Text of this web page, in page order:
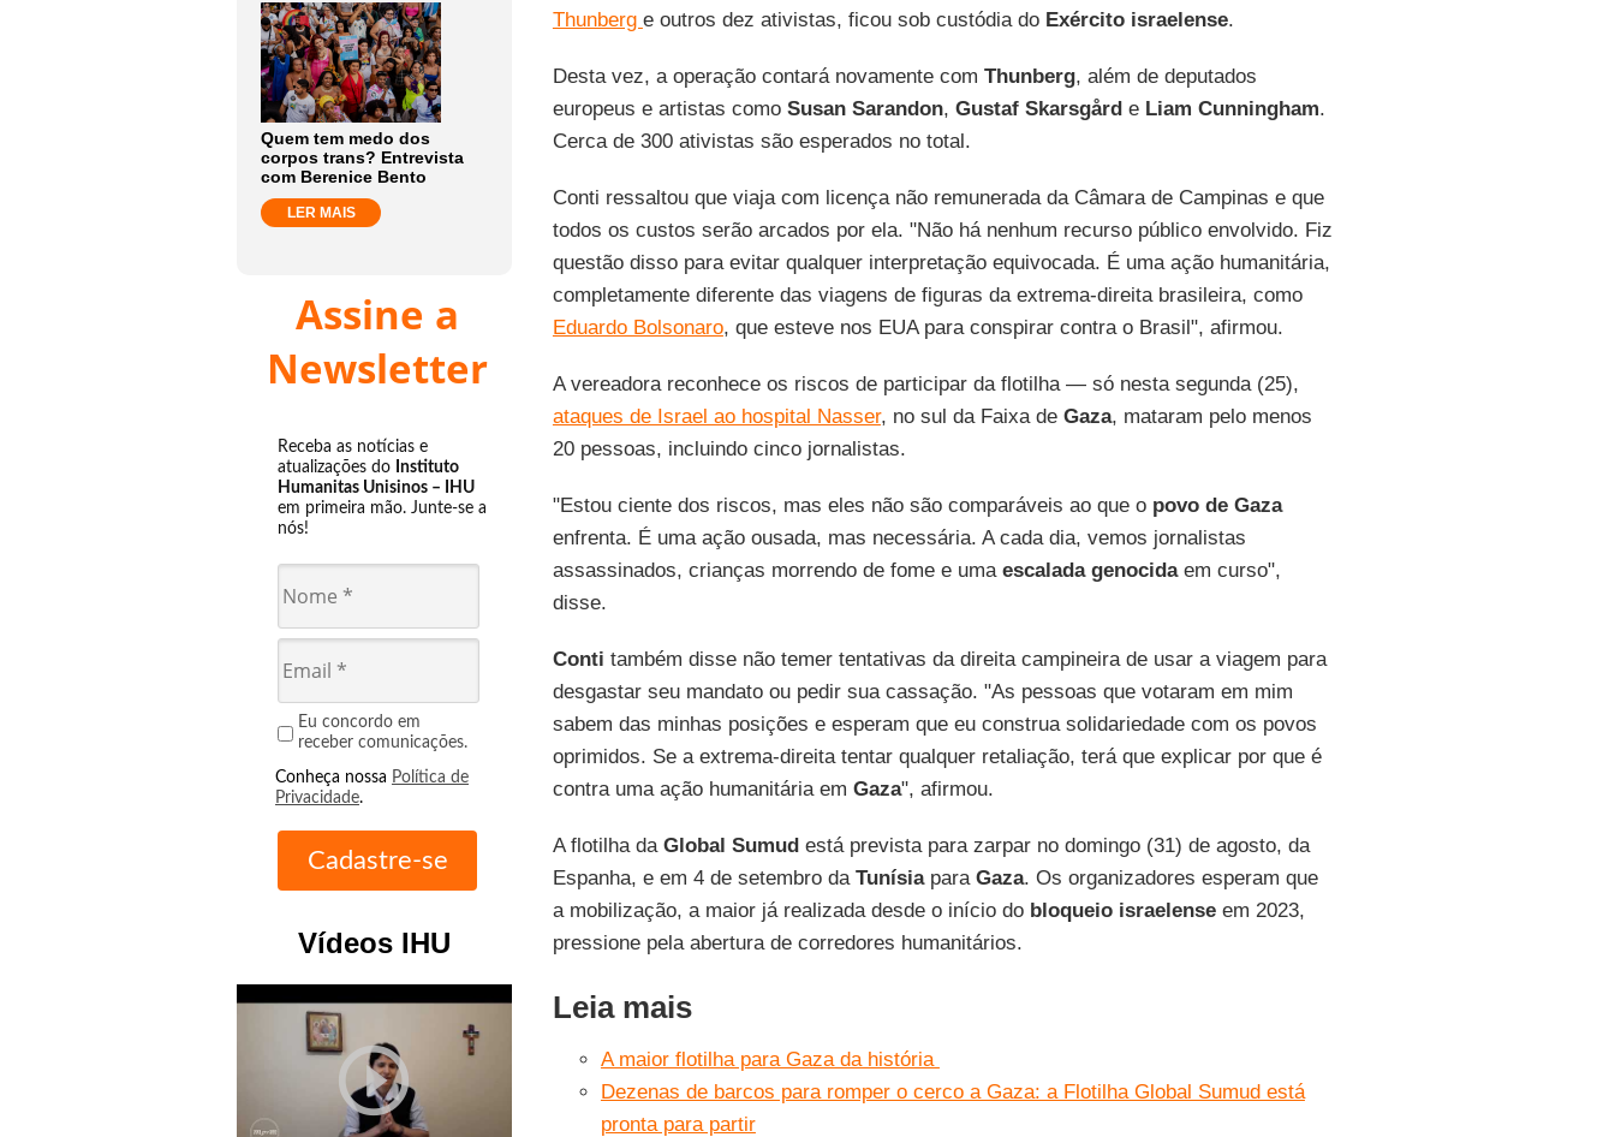
Quem tem medo dos
corpos trans? Entrevista
com Berenice Bento
LER MAIS
Assine a
Newsletter
Receba as notícias e
atualizações do Instituto
Humanitas Unisinos – IHU
em primeira mão. Junte-se a
nós!
Eu concordo em
receber comunicações.
Conheça nossa Política de
Privacidade.
Vídeos IHU
play_circle_outline
Thunberg e outros dez ativistas, ficou sob custódia do Exército israelense.
Desta vez, a operação contará novamente com Thunberg, além de deputados
europeus e artistas como Susan Sarandon, Gustaf Skarsgårde Liam Cunningham.
Cerca de 300 ativistas são esperados no total.
Conti ressaltou que viaja com licença não remunerada da Câmara de Campinas e que
todos os custos serão arcados por ela. "Não há nenhum recurso público envolvido. Fiz
questão disso para evitar qualquer interpretação equivocada. É uma ação humanitária,
completamente diferente das viagens de figuras da extrema-direita brasileira, como
Eduardo Bolsonaro, que esteve nos EUA para conspirar contra o Brasil", afirmou.
A vereadora reconhece os riscos de participar da flotilha — só nesta segunda (25),
ataques de Israel ao hospital Nasser, no sul da Faixa de Gaza, mataram pelo menos
20 pessoas, incluindo cinco jornalistas.
"Estou ciente dos riscos, mas eles não são comparáveis ao que o povo de Gaza
enfrenta. É uma ação ousada, mas necessária. A cada dia, vemos jornalistas
assassinados, crianças morrendo de fome e uma escalada genocidaem curso",
disse.
Conti também disse não temer tentativas da direita campineira de usar a viagem para
desgastar seu mandato ou pedir sua cassação. "As pessoas que votaram em mim
sabem das minhas posições e esperam que eu construa solidariedade com os povos
oprimidos. Se a extrema-direita tentar qualquer retaliação, terá que explicar por que é
contra uma ação humanitária em Gaza", afirmou.
A flotilha da Global Sumudestá prevista para zarpar no domingo (31) de agosto, da
Espanha, e em 4 de setembro da Tunísiapara Gaza. Os organizadores esperam que
a mobilização, a maior já realizada desde o início do bloqueio israelenseem 2023,
pressione pela abertura de corredores humanitários.
Leia mais
A maior flotilha para Gaza da história
Dezenas de barcos para romper o cerco a Gaza: a Flotilha Global Sumud está
pronta para partir